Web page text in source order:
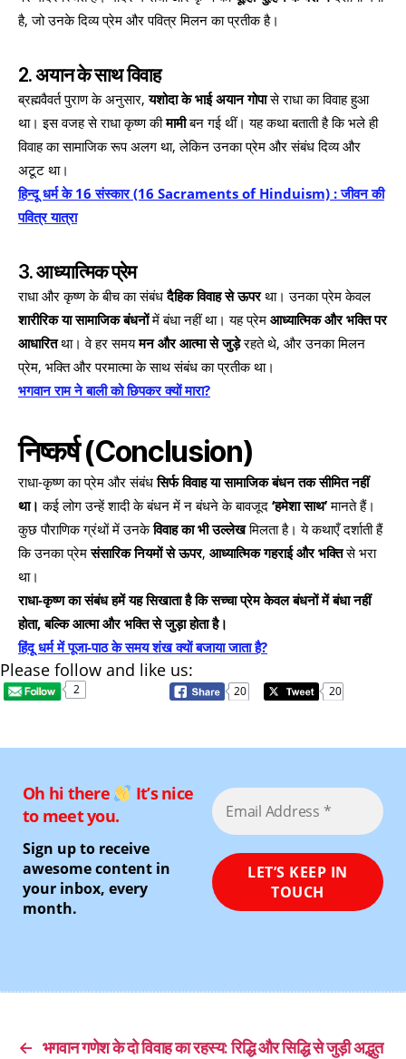
है, जो उनके दिव्य प्रेम और पवित्र मिलन का प्रतीक है।
2. अयान के साथ विवाह
ब्रह्मवैवर्त पुराण के अनुसार,यशोदा के भाई अयान गोपासे राधा का विवाह हुआ
था। इस वजह से राधा कृष्ण कीमामीबन गई थीं। यह कथा बताती है कि भले ही
विवाह का सामाजिक रूप अलग था, लेकिन उनका प्रेम और संबंध दिव्य और
अटूट था।
हिन्दू धर्म के 16 संस्कार (16 Sacraments of Hinduism) : जीवन की
पवित्र यात्रा
3. आध्यात्मिक प्रेम
राधा और कृष्ण के बीच का संबंधदैहिक विवाह से ऊपरथा। उनका प्रेम केवल
शारीरिक या सामाजिक बंधनोंमें बंधा नहीं था। यह प्रेम आध्यात्मिक और भक्ति पर
आधारितथा। वे हर समयमन और आत्मा से जुड़ेरहते थे, और उनका मिलन
प्रेम, भक्ति और परमात्मा के साथ संबंध का प्रतीक था।
भगवान राम ने बाली को छिपकर क्यों मारा?
निष्कर्ष (Conclusion)
राधा-कृष्ण का प्रेम और संबंधसिर्फ विवाह या सामाजिक बंधन तक सीमित नहीं
था। कई लोग उन्हें शादी के बंधन में न बंधने के बावजूद ‘हमेशा साथ’मानते हैं।
कुछ पौराणिक ग्रंथों में उनकेविवाह का भी उल्लेखमिलता है। ये कथाएँ दर्शाती हैं
कि उनका प्रेमसंसारिक नियमों से ऊपर, आध्यात्मिक गहराई और भक्तिसे भरा
था।
राधा-कृष्ण का संबंध हमें यह सिखाता है कि सच्चा प्रेम केवल बंधनों में बंधा नहीं
होता, बल्कि आत्मा और भक्ति से जुड़ा होता है।
हिंदू धर्म में पूजा-पाठ के समय शंख क्यों बजाया जाता है?
Please follow and like us:
2 20 20
Oh hi there
It’s nice
to meet you.
Sign up to receive
awesome content in
your inbox, every
month.
← भगवान गणेश के दो विवाह का रहस्य: रिद्धि और सिद्धि से जुड़ी अद्भुत